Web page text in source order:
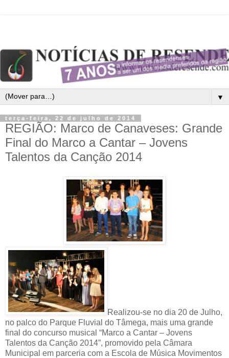
▼
terça-feira, 22 de julho de 2014
REGIÃO: Marco de Canaveses: Grande
Final do Marco a Cantar – Jovens
Talentos da Canção 2014
Realizou-se no dia 20 de Julho,
no palco do Parque Fluvial do Tâmega, mais uma grande
final do concurso musical “Marco a Cantar – Jovens
Talentos da Canção 2014”, promovido pela Câmara
Municipal em parceria com a Escola de Música Movimentos